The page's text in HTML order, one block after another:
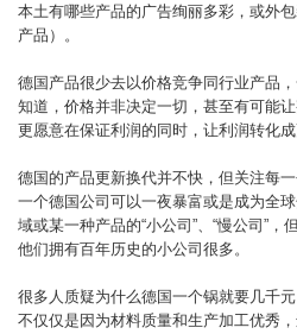
本土有哪些产品的广告绚丽多彩，或外
产品）。
德国产品很少去以价格竞争同行业产品
知道，价格并非决定一切，甚至有可能
更愿意在保证利润的同时，让利润转化
德国的产品更新换代并不快，但关注每
一个德国公司可以一夜暴富或是成为全
域或某一种产品的“小公司”、“慢公司”，
他们拥有百年历史的小公司很多。
很多人质疑为什么德国一个锅就要几千
不仅仅是因为材料质量和生产加工优秀